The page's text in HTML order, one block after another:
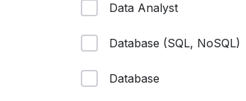
Data Analyst
Database (SQL, NoSQL)
Database